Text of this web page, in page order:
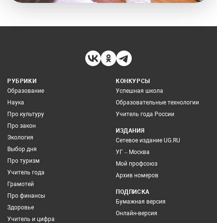
РУБРИКИ
Образование
Наука
Про культуру
Про закон
Экология
Выбор дня
Про туризм
Учитель года
Грамотей
Про финансы
Здоровье
Учитель и цифра
КОНКУРСЫ
Успешная школа
Образовательные технологии
Учитель года России
ИЗДАНИЯ
Сетевое издание UG.RU
УГ – Москва
Мой профсоюз
Архив номеров
ПОДПИСКА
Бумажная версия
Онлайн-версия